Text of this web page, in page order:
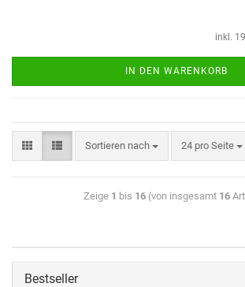
inkl.
IN DEN WARENKORB
Sortieren nach 24 pro Seite
Zeige 1 bis 16(von insgesamt 16
Bestseller